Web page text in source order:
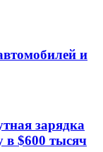
и
зарядка
в $600 тысяч